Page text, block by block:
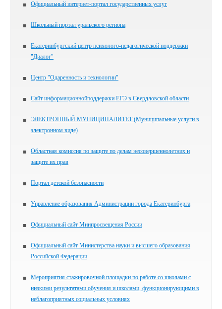
Официальный интернет-портал государственных услуг
Школьный портал уральского региона
Екатеринбургский центр психолого-педагогической поддержки
"Диалог"
Центр "Одаренность и технологии"
Сайт информационнойподдержки ЕГЭ в Свердловской области
ЭЛЕКТРОННЫЙ МУНИЦИПАЛИТЕТ (Муниципальные услуги в
электронном виде)
Областная комиссия по защите по делам несовершеннолетних и
защите их прав
Портал детской безопасности
Управление образования Администрации города Екатеринбурга
Официальный сайт Минпросвещения России
Официальный сайт Министерства науки и высшего образования
Российской Федерации
Мероприятия стажировочной площадки по работе со школами с
низкими результатами обучения и школами, функционирующими в
неблагоприятных социальных условиях